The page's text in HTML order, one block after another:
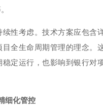
性考虑。技术方案应包含
全生命周期管理的理念。
稳定运行，也影响到银行对
细化管控